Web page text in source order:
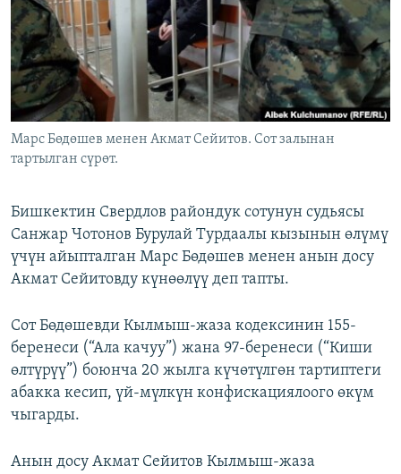
ЫҢГАЙСЫЗ СУРООЛОР
ЭЕ/АРнун бардык сайттары
Марс Бөдөшев менен Акмат Сейитов. Сот залынан
тартылган сүрөт.
Бишкектин Свердлов райондук сотунун судьясы
Санжар Чотонов Бурулай Турдаалы кызынын өлүмү
үчүн айыпталган Марс Бөдөшев менен анын досу
Акмат Сейитовду күнөөлүү деп тапты.
Сот Бөдөшевди Кылмыш-жаза кодексинин 155-
беренеси (“Ала качуу”) жана 97-беренеси (“Киши
өлтүрүү”) боюнча 20 жылга күчөтүлгөн тартиптеги
абакка кесип, үй-мүлкүн конфискациялоого өкүм
чыгарды.
Анын досу Акмат Сейитов Кылмыш-жаза